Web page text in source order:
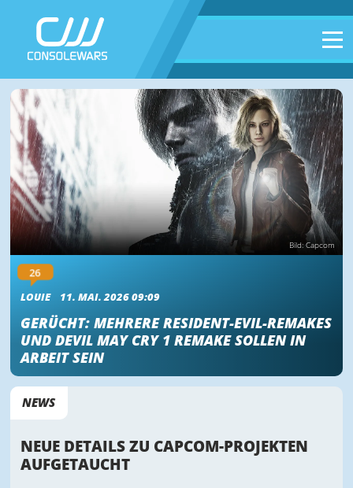
Bild: Capcom
26
LOUIE 11. MAI. 2026 09:09
GERÜCHT: MEHRERE RESIDENT-EVIL-REMAKES
UND DEVIL MAY CRY 1 REMAKE SOLLEN IN
ARBEIT SEIN
NEWS
NEUE DETAILS ZU CAPCOM-PROJEKTEN
AUFGETAUCHT